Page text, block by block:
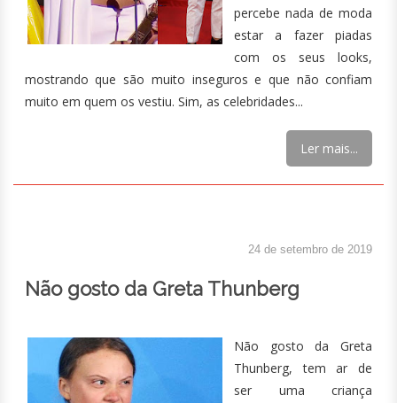
percebe nada de moda
estar a fazer piadas
com os seus looks,
mostrando que são muito inseguros e que não confiam
muito em quem os vestiu. Sim, as celebridades...
Ler mais...
24 de setembro de 2019
Não gosto da Greta Thunberg
Não gosto da Greta
Thunberg, tem ar de
ser uma criança